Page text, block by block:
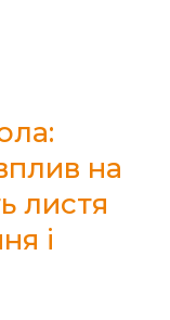
на
листя
і